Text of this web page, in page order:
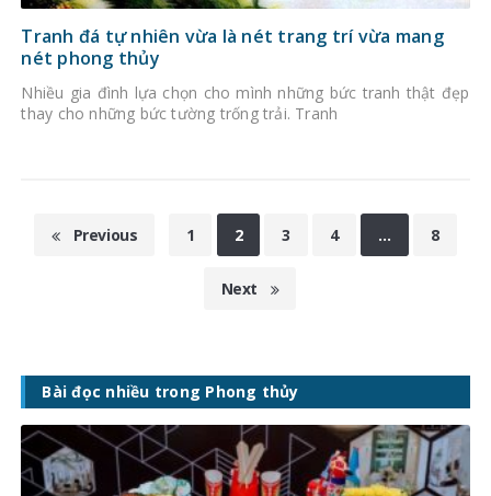
Tranh đá tự nhiên vừa là nét trang trí vừa mang
nét phong thủy
Nhiều gia đình lựa chọn cho mình những bức tranh thật đẹp
thay cho những bức tường trống trải. Tranh
Previous 1 2 3 4 … 8
Next
Bài đọc nhiều trong Phong thủy